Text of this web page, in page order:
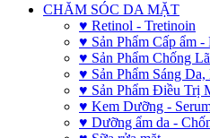
CHĂM SÓC DA MẶT
♥ Retinol - Tretinoin
♥ Sản Phẩm Cấp ẩm
♥ Sản Phẩm Chống
♥ Sản Phẩm Sáng
♥ Sản Phẩm Điều Trị
♥ Kem Dưỡng -
♥ Dưỡng ẩm da -